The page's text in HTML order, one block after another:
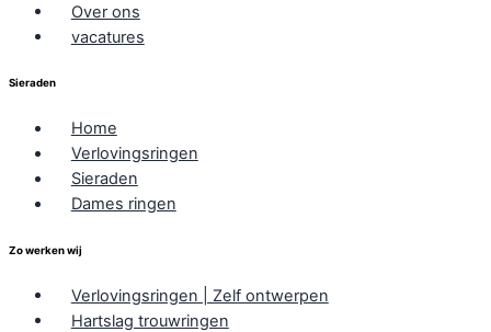
Over ons
vacatures
Sieraden
Home
Verlovingsringen
Sieraden
Dames ringen
Zo werken wij
Verlovingsringen | Zelf ontwerpen
Hartslag trouwringen